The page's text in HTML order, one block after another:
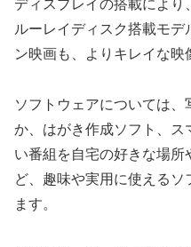
ディスプレイの搭載によ
ルーレイディスク搭載モデ
ン映画も、よりキレイな映
ソフトウェアについては
か、はがき作成ソフト、ス
い番組を自宅の好きな場
ど、趣味や実用に使える
ます。